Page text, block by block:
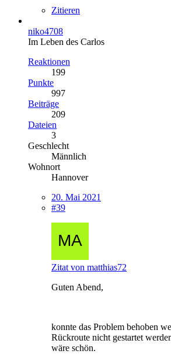
Zitieren
niko4708
Im Leben des Carlos
Reaktionen
199
Punkte
997
Beiträge
209
Dateien
3
Geschlecht
Männlich
Wohnort
Hannover
20. Mai 2021
#39
Zitat von matthias72
Guten Abend,
konnte das Problem behoben
Rückroute nicht gestartet
wäre schön.